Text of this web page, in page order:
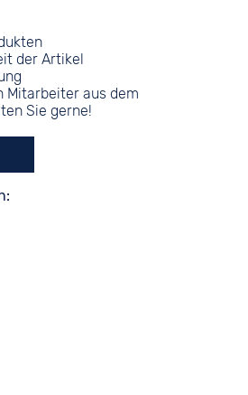
der Artikel
Mitarbeiter aus dem
Sie gerne!